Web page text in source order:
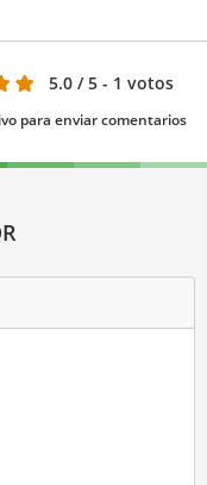
5.0 / 5 - 1 votos
para enviar comentarios